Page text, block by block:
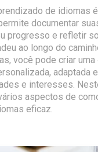
de idiomas
documentar
progresso e refletir
ao longo do
você pode criar
adaptada
e interesses.
aspectos de
eficaz.